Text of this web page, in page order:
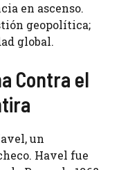
en ascenso.
geopolítica;
global.
Contra el
un
Havel fue